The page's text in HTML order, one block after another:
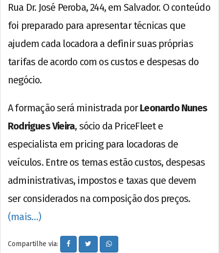
Rua Dr. José Peroba, 244, em Salvador. O conteúdo
foi preparado para apresentar técnicas que
ajudem cada locadora a definir suas próprias
tarifas de acordo com os custos e despesas do
negócio.
A formação será ministrada porLeonardo Nunes
Rodrigues Vieira, sócio da PriceFleet e
especialista em pricing para locadoras de
veículos. Entre os temas estão custos, despesas
administrativas, impostos e taxas que devem
ser considerados na composição dos preços.
(mais…)
Compartilhe via: